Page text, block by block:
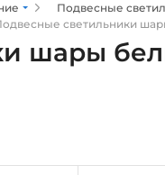
Подвесные
светильники
шары